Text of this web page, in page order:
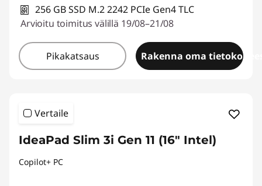
256 GB SSD M.2 2242 PCIe Gen4 TLC
Arvioitu toimitus välillä 19/08–21/08
Pikakatsaus Rakenna oma
Vertaile
IdeaPad Slim 3i Gen 11 (16" Intel)
Copilot+ PC